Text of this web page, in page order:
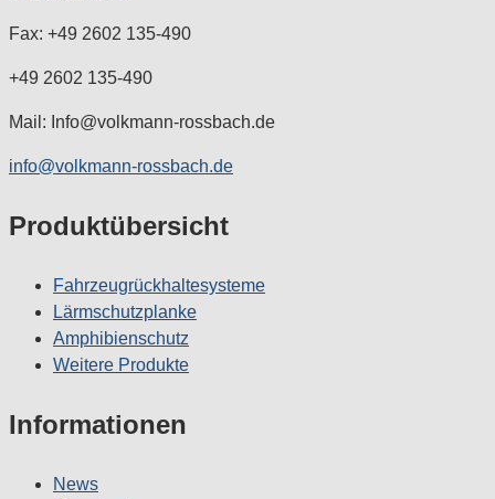
Fax: +49 2602 135-490
+49 2602 135-490
Mail: Info@volkmann-rossbach.de
info@volkmann-rossbach.de
Produktübersicht
Fahrzeugrückhaltesysteme
Lärmschutzplanke
Amphibienschutz
Weitere Produkte
Informationen
News